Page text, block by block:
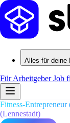
Alles für deine
Für ArbeitgeberJob
Fitness-
(Lennestadt)